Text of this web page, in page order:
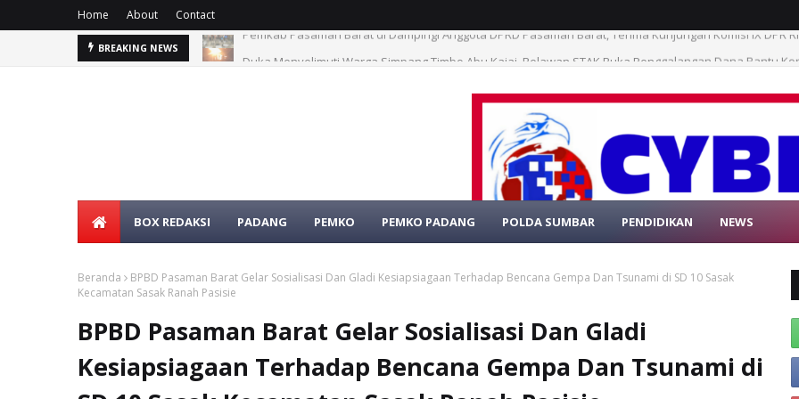
Home About Contact
BREAKING NEWS
SELAMAT
BOX REDAKSI PADANG PEMKO PEMKO PADANG POLDA SUMBAR PENDIDIKAN NEWS
Beranda
BPBD Pasaman Barat Gelar Sosialisasi Dan Gladi Kesiapsiagaan Terhadap Bencana Gempa Dan Tsunami di SD 10 Sasak
Kecamatan Sasak Ranah Pasisie
BPBD Pasaman Barat Gelar Sosialisasi Dan Gladi
Kesiapsiagaan Terhadap Bencana Gempa Dan Tsunami di